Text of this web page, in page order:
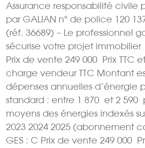
Assurance responsabilité civile
par GALIAN n° de police 120
(réf. 36689) – Le professionnel
sécurise votre projet immobilier
Prix de vente 249 000  Prix TTC
charge vendeur TTC Montant
dépenses annuelles d’énergie
standard : entre 1 870  et 2 590
moyens des énergies indexés
2023 2024 2025 (abonnement
GES : C Prix de vente 249 000 